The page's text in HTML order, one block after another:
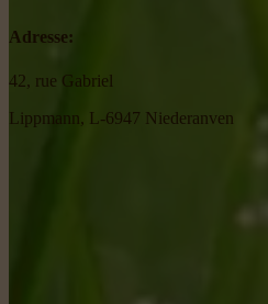
Adresse:
42, rue Gabriel
Lippmann, L-6947 Niederanven